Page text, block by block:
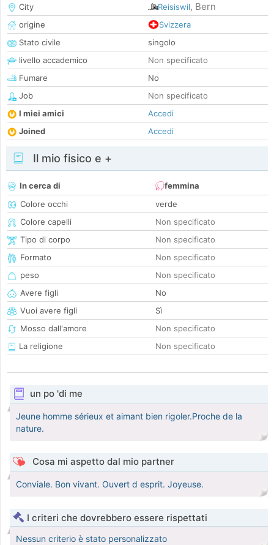
City
Reisiswil, Bern
origine
Svizzera
Stato civile
singolo
livello accademico
Non specificato
Fumare
No
Job
Non specificato
I miei amici
Accedi
Joined
Accedi
Il mio fisico e +
In cerca di
femmina
Colore occhi
verde
Colore capelli
Non specificato
Tipo di corpo
Non specificato
Formato
Non specificato
peso
Non specificato
Avere figli
No
Vuoi avere figli
Sì
Mosso dall'amore
Non specificato
La religione
Non specificato
un po 'di me
Jeune homme sérieux et aimant bien rigoler.Proche de la
nature.
Cosa mi aspetto dal mio partner
Conviale. Bon vivant. Ouvert d esprit. Joyeuse.
I criteri che dovrebbero essere rispettati
Nessun criterio è stato personalizzato